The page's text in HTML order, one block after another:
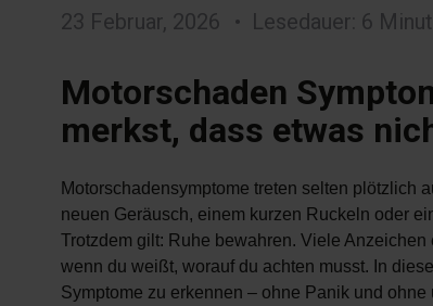
23 Februar, 2026 Lesedauer: 6
Motorschaden
merkst, dass etwas
Motorschadensymptome treten selten plötzlich
neuen Geräusch, einem kurzen Ruckeln oder
Trotzdem gilt: Ruhe bewahren. Viele
wenn du weißt, worauf du achten musst. In
Symptome zu erkennen – ohne Panik und